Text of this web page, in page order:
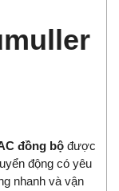
đồng bộ được
động có yêu
nhanh và vận